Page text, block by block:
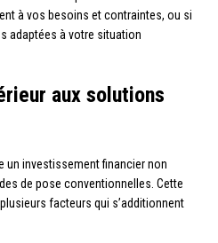
à vos besoins et contraintes, ou si
adaptées à votre situation
aux solutions
un investissement financier non
de pose conventionnelles. Cette
facteurs qui s’additionnent